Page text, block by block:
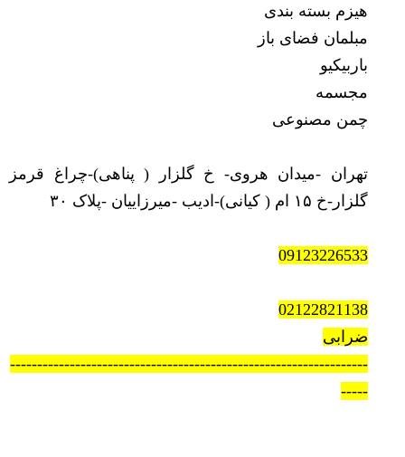
هیزم بسته بندی
مبلمان فضای باز
باربیکیو
مجسمه
چمن مصنوعی
تهران -میدان هروی- خ گلزار ( پناهی)-چراغ قرمز
گلزار-خ ۱۵ ام ( کیانی)-ادیب -میرزاییان -پلاک ۳۰
09123226533
02122821138
ضرابی
------------------------------------------------------------------
-----